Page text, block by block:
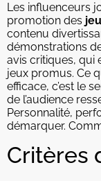
Les influenceurs
promotion des
contenu
démonstrations
avis critiques, qui
jeux promus. Ce
efficace, c’est le
de l’audience
Personnalité,
démarquer.
Critères